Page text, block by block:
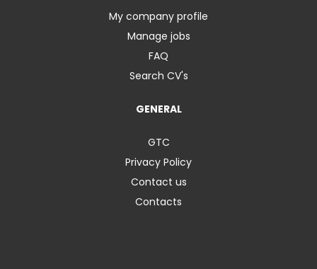
My company profile
Manage jobs
FAQ
Search CV's
GENERAL
GTC
Privacy Policy
Contact us
Contacts